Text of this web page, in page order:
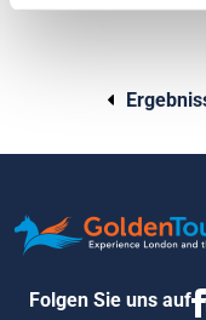
Folgen Sie uns auf